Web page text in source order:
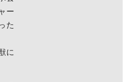
ー
た
に